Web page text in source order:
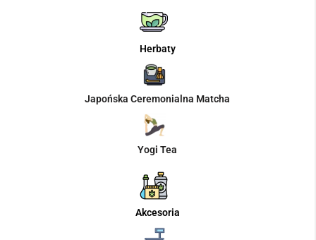
Herbaty
Japońska Ceremonialna Matcha
Yogi Tea
Akcesoria